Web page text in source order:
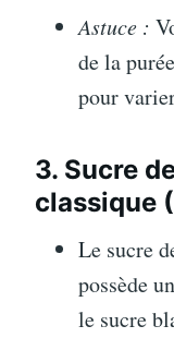
Astuce :
de la
pour
3. Sucre
classique
Le sucre
possède
le sucre